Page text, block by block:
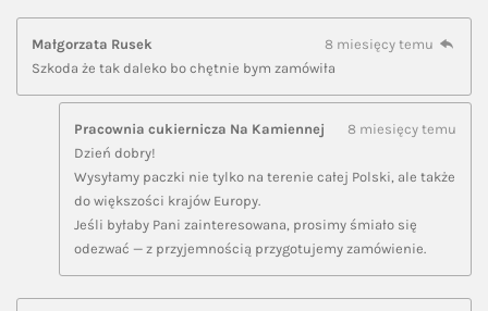
Małgorzata Rusek
8 miesięcy temu
Szkoda że tak daleko bo chętnie bym zamówiła
Pracownia cukiernicza Na Kamiennej
8 miesięcy temu
Dzień dobry!
Wysyłamy paczki nie tylko na terenie całej Polski, ale także
do większości krajów Europy.
Jeśli byłaby Pani zainteresowana, prosimy śmiało się
odezwać — z przyjemnością przygotujemy zamówienie.